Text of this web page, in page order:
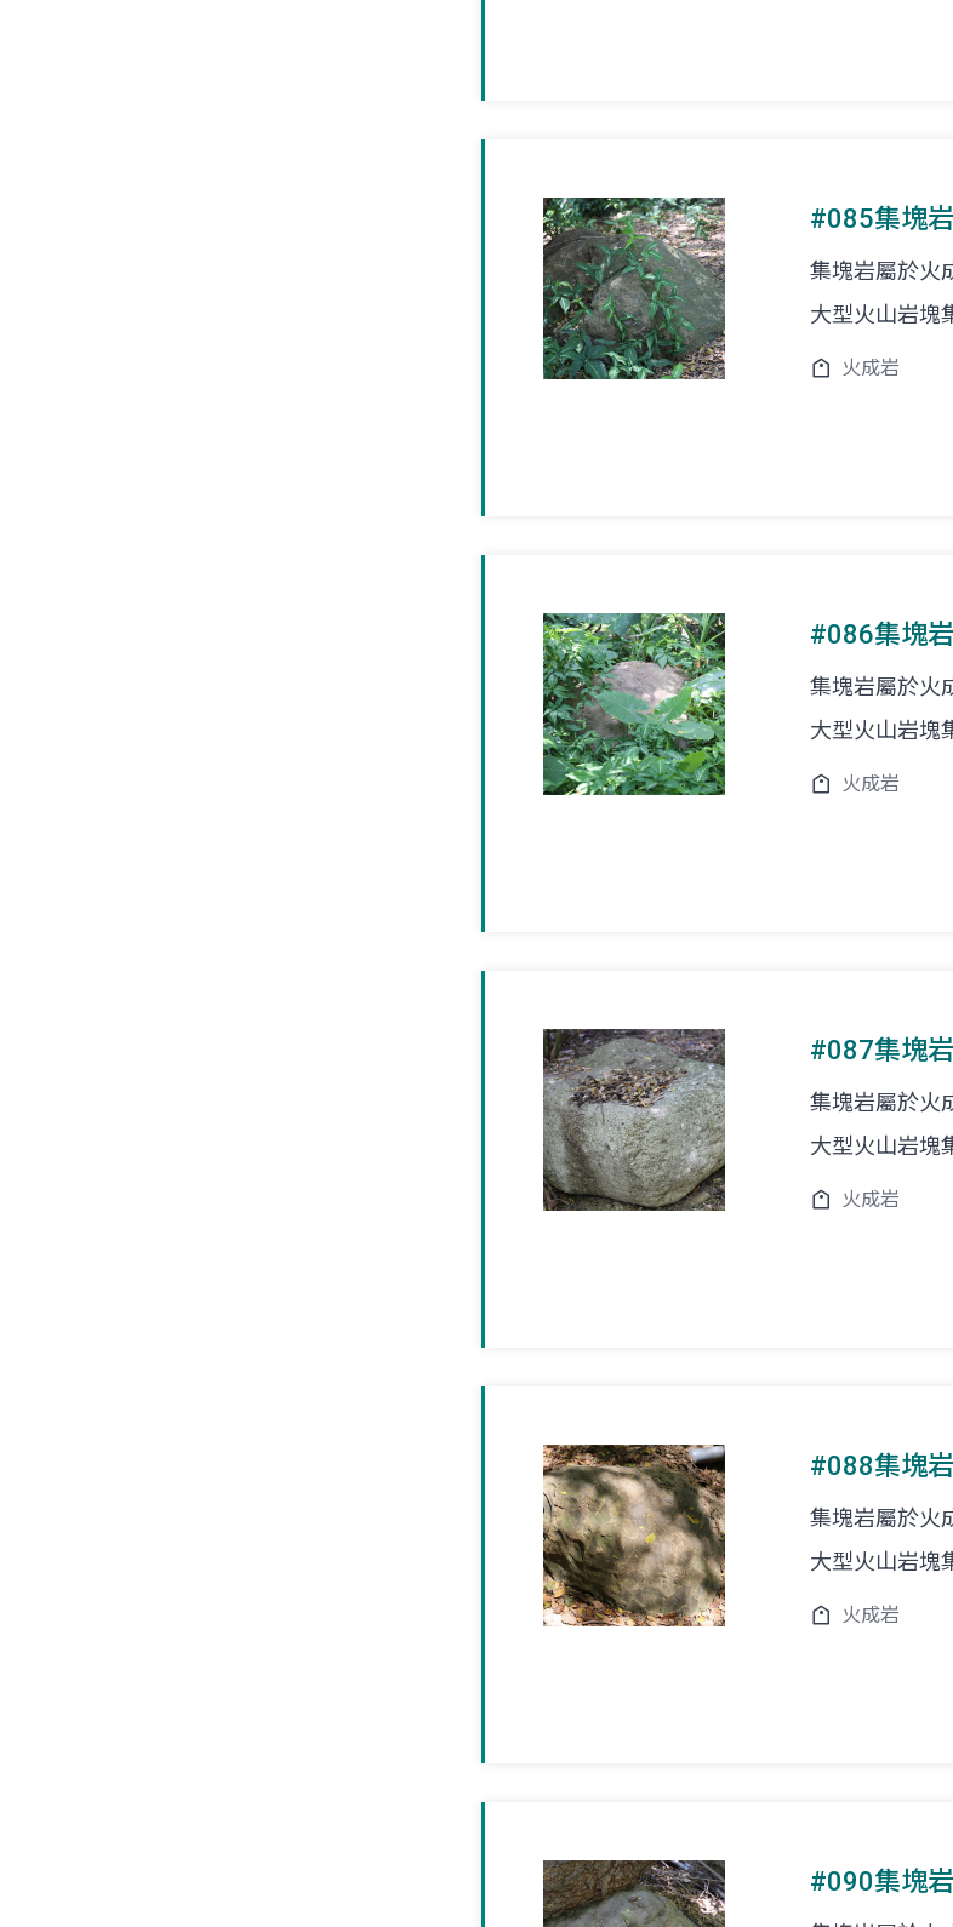
#085集塊岩
集塊岩屬於火
大型火山岩塊
火成岩
#086集塊岩
集塊岩屬於火
大型火山岩塊
火成岩
#087集塊岩
集塊岩屬於火
大型火山岩塊
火成岩
#088集塊岩
集塊岩屬於火
大型火山岩塊
火成岩
#090集塊岩